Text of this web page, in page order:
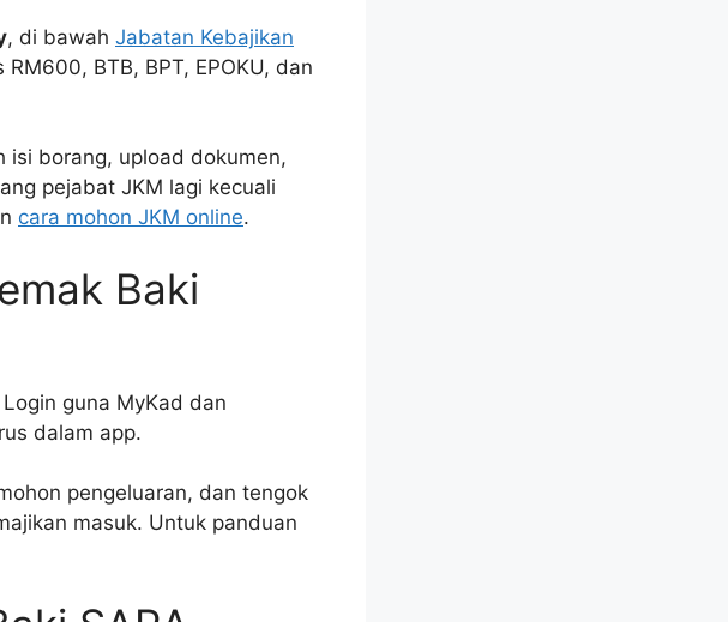
, di bawah Jabatan Kebajikan
BTB, BPT, EPOKU, dan
isi borang, upload dokumen,
pejabat JKM lagi kecuali
cara mohon JKM online.
Baki
guna MyKad dan
dalam app.
pengeluaran, dan tengok
masuk. Untuk panduan